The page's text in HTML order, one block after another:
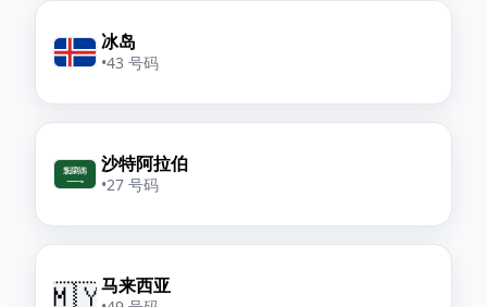
冰岛
•43 号码
沙特阿拉伯
•27 号码
🇲🇾马来西亚